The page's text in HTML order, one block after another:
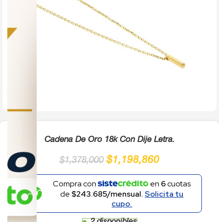
Cadena De Oro 18k Con Dije Letra.
$1,378,000 $1,198,860
Compra con en 6cuotas
de $243.685/mensual.Solicita tu
cupo.